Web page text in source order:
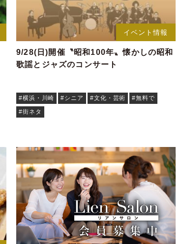
イベント情報
9/28(日)開催〝昭和100年〟懐かしの昭和
歌謡とジャズのコンサート
#横浜・川崎 #シニア #文化・芸術
#無料で
#街ネタ